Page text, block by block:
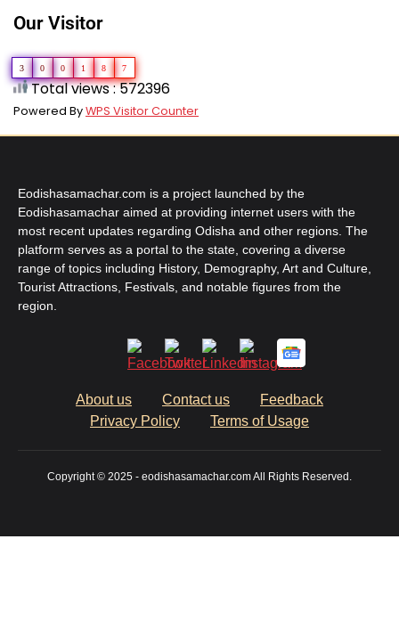
Our Visitor
3 0 0 1 8 7
Total views : 572396
Powered ByWPS Visitor Counter
Eodishasamachar.com is a project launched by the
Eodishasamachar aimed at providing internet users with the
most recent updates regarding Odisha and other regions. The
platform serves as a portal to the state, covering a diverse
range of topics including History, Demography, Art and Culture,
Tourist Attractions, Festivals, and notable figures from the
region.
About us Contact us
Feedback
Privacy Policy
Terms of Usage
Copyright © 2025 - eodishasamachar.com All Rights Reserved.